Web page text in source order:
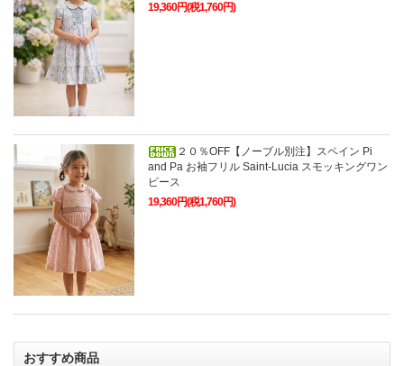
19,360円(税1,760円)
２０％OFF【ノーブル別注】スペイン Pi
and Pa お袖フリル Saint-Lucia スモッキングワン
ピース
19,360円(税1,760円)
おすすめ商品